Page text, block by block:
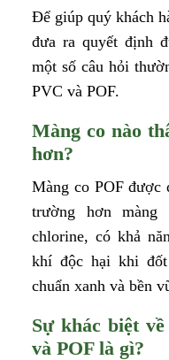
Để giúp quý khách
đưa ra quyết định
một số câu hỏi
PVC và POF.
Màng co nào
hơn?
Màng co POF được
trường hơn màng
chlorine, có khả
khí độc hại khi
chuẩn xanh và bền
Sự khác biệt
và POF là gì?